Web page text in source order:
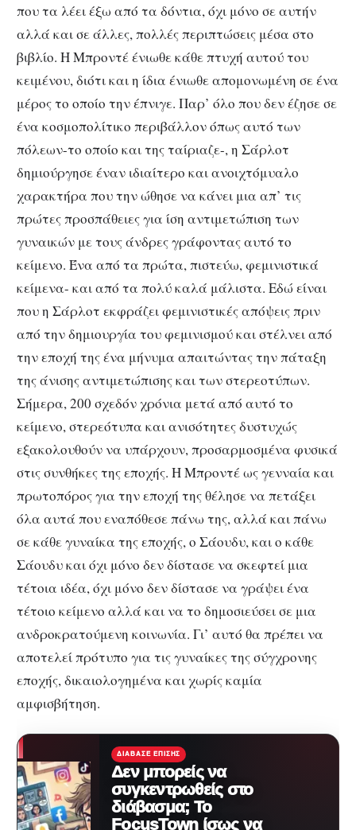
που τα λέει έξω από τα δόντια, όχι μόνο σε αυτήν
αλλά και σε άλλες, πολλές περιπτώσεις μέσα στο
βιβλίο. Η Μπροντέ ένιωθε κάθε πτυχή αυτού του
κειμένου, διότι και η ίδια ένιωθε απομονωμένη σε ένα
μέρος το οποίο την έπνιγε. Παρ’ όλο που δεν έζησε σε
ένα κοσμοπολίτικο περιβάλλον όπως αυτό των
πόλεων-το οποίο και της ταίριαζε-, η Σάρλοτ
δημιούργησε έναν ιδιαίτερο και ανοιχτόμυαλο
χαρακτήρα που την ώθησε να κάνει μια απ’ τις
πρώτες προσπάθειες για ίση αντιμετώπιση των
γυναικών με τους άνδρες γράφοντας αυτό το
κείμενο. Ένα από τα πρώτα, πιστεύω, φεμινιστικά
κείμενα- και από τα πολύ καλά μάλιστα. Εδώ είναι
που η Σάρλοτ εκφράζει φεμινιστικές απόψεις πριν
από την δημιουργία του φεμινισμού και στέλνει από
την εποχή της ένα μήνυμα απαιτώντας την πάταξη
της άνισης αντιμετώπισης και των στερεοτύπων.
Σήμερα, 200 σχεδόν χρόνια μετά από αυτό το
κείμενο, στερεότυπα και ανισότητες δυστυχώς
εξακολουθούν να υπάρχουν, προσαρμοσμένα φυσικά
στις συνθήκες της εποχής. Η Μπροντέ ως γενναία και
πρωτοπόρος για την εποχή της θέλησε να πετάξει
όλα αυτά που εναπόθεσε πάνω της, αλλά και πάνω
σε κάθε γυναίκα της εποχής, ο Σάουδυ, και ο κάθε
Σάουδυ και όχι μόνο δεν δίστασε να σκεφτεί μια
τέτοια ιδέα, όχι μόνο δεν δίστασε να γράψει ένα
τέτοιο κείμενο αλλά και να το δημοσιεύσει σε μια
ανδροκρατούμενη κοινωνία. Γι’ αυτό θα πρέπει να
αποτελεί πρότυπο για τις γυναίκες της σύγχρονης
εποχής, δικαιολογημένα και χωρίς καμία
αμφισβήτηση.
ΔΙΆΒΑΣΕ ΕΠΊΣΗΣ
Δεν μπορείς να
συγκεντρωθείς στο
διάβασμα; Το
FocusTown ίσως να